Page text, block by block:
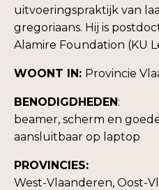
uitvoeringspraktijk van
gregoriaans. Hij is
Alamire Foundation (KU
WOONT IN: Provincie
BENODIGDHEDEN:
beamer, scherm en
aansluitbaar op laptop
PROVINCIES:
West-Vlaanderen, Oost-